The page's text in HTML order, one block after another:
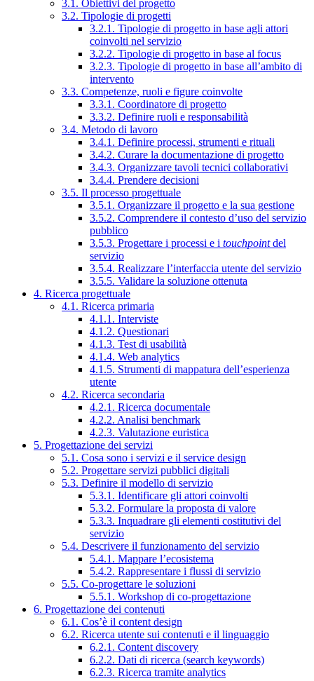
3.1. Obiettivi del progetto
3.2. Tipologie di progetti
3.2.1. Tipologie di progetto in base agli attori
coinvolti nel servizio
3.2.2. Tipologie di progetto in base al focus
3.2.3. Tipologie di progetto in base all’ambito di
intervento
3.3. Competenze, ruoli e figure coinvolte
3.3.1. Coordinatore di progetto
3.3.2. Definire ruoli e responsabilità
3.4. Metodo di lavoro
3.4.1. Definire processi, strumenti e rituali
3.4.2. Curare la documentazione di progetto
3.4.3. Organizzare tavoli tecnici collaborativi
3.4.4. Prendere decisioni
3.5. Il processo progettuale
3.5.1. Organizzare il progetto e la sua gestione
3.5.2. Comprendere il contesto d’uso del servizio
pubblico
3.5.3. Progettare i processi e i touchpointdel
servizio
3.5.4. Realizzare l’interfaccia utente del servizio
3.5.5. Validare la soluzione ottenuta
4. Ricerca progettuale
4.1. Ricerca primaria
4.1.1. Interviste
4.1.2. Questionari
4.1.3. Test di usabilità
4.1.4. Web analytics
4.1.5. Strumenti di mappatura dell’esperienza
utente
4.2. Ricerca secondaria
4.2.1. Ricerca documentale
4.2.2. Analisi benchmark
4.2.3. Valutazione euristica
5. Progettazione dei servizi
5.1. Cosa sono i servizi e il service design
5.2. Progettare servizi pubblici digitali
5.3. Definire il modello di servizio
5.3.1. Identificare gli attori coinvolti
5.3.2. Formulare la proposta di valore
5.3.3. Inquadrare gli elementi costitutivi del
servizio
5.4. Descrivere il funzionamento del servizio
5.4.1. Mappare l’ecosistema
5.4.2. Rappresentare i flussi di servizio
5.5. Co-progettare le soluzioni
5.5.1. Workshop di co-progettazione
6. Progettazione dei contenuti
6.1. Cos’è il content design
6.2. Ricerca utente sui contenuti e il linguaggio
6.2.1. Content discovery
6.2.2. Dati di ricerca (search keywords)
6.2.3. Ricerca tramite analytics